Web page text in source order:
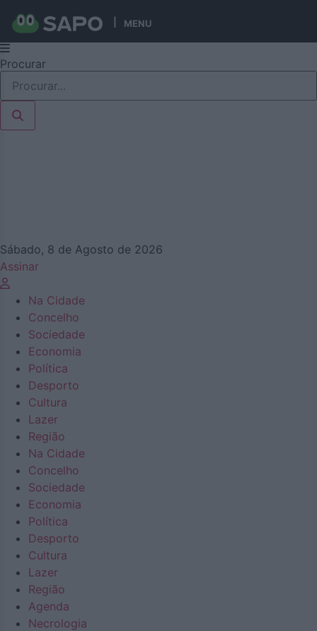
MENU
Pular
para
conteúdo
Procurar
Sábado, 8 de Agosto de 2026
Assinar
Na Cidade
Concelho
Sociedade
Economia
Política
Desporto
Cultura
Lazer
Região
Na Cidade
Concelho
Sociedade
Economia
Política
Desporto
Cultura
Lazer
Região
Agenda
Necrologia